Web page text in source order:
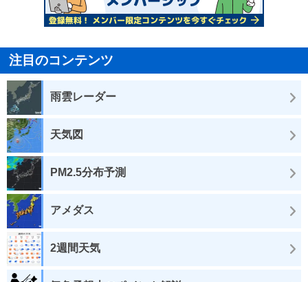
注目のコンテンツ
雨雲レーダー
天気図
PM2.5分布予測
アメダス
2週間天気